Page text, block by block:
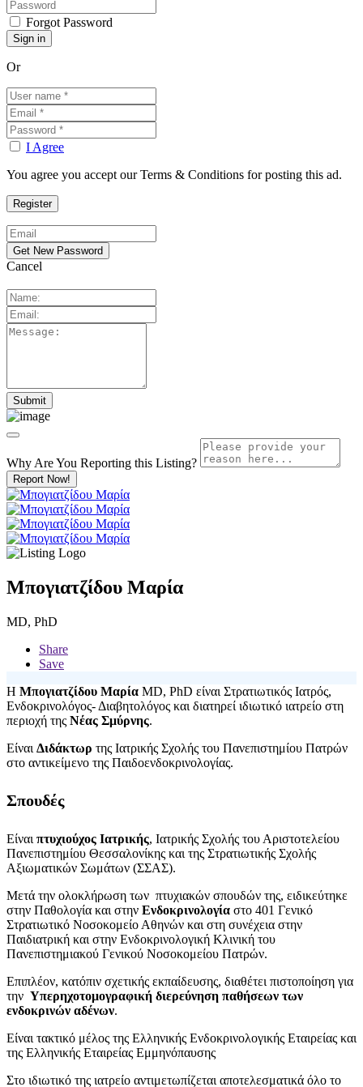
Forgot Password
Or
I Agree
You agree you accept our Terms & Conditions for posting this ad.
Cancel
Why Are You Reporting this Listing?
Report Now!
Μπογιατζίδου Μαρία
MD, PhD
Share
Save
Η Μπογιατζίδου Μαρία MD, PhD είναι Στρατιωτικός Ιατρός,
Ενδοκρινολόγος- Διαβητολόγος και διατηρεί ιδιωτικό ιατρείο στη
περιοχή της Νέας Σμύρνης.
Είναι Διδάκτωρ της Ιατρικής Σχολής του Πανεπιστημίου Πατρών
στο αντικείμενο της Παιδοενδοκρινολογίας.
Σπουδές
Είναι πτυχιούχος Ιατρικής, Ιατρικής Σχολής του Αριστοτελείου
Πανεπιστημίου Θεσσαλονίκης και της Στρατιωτικής Σχολής
Αξιωματικών Σωμάτων (ΣΣΑΣ).
Μετά την ολοκλήρωση των πτυχιακών σπουδών της, ειδικεύτηκε
στην Παθολογία και στην Ενδοκρινολογία στο 401 Γενικό
Στρατιωτικό Νοσοκομείο Αθηνών και στη συνέχεια στην
Παιδιατρική και στην Ενδοκρινολογική Κλινική του
Πανεπιστημιακού Γενικού Νοσοκομείου Πατρών.
Επιπλέον, κατόπιν σχετικής εκπαίδευσης, διαθέτει πιστοποίηση για
την Υπερηχοτομογραφική διερεύνηση παθήσεων των
ενδοκρινών αδένων.
Είναι τακτικό μέλος της Ελληνικής Ενδοκρινολογικής Εταιρείας και
της Ελληνικής Εταιρείας Εμμηνόπαυσης
Στο ιδιωτικό της ιατρείο αντιμετωπίζεται αποτελεσματικά όλο το